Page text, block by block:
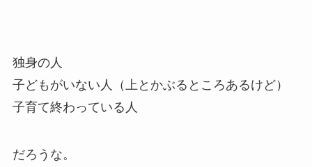
独身の人
子どもがいない人（上とかぶるところあるけど）
子育て終わっている人
だろうな。